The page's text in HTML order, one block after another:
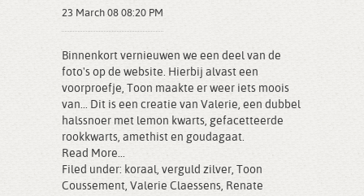
23 March 08 08:20 PM
Binnenkort vernieuwen we een deel van de
foto's op de website. Hierbij alvast een
voorproefje, Toon maakte er weer iets moois
van... Dit is een creatie van Valerie, een dubbel
halssnoer met lemon kwarts, gefacetteerde
rookkwarts, amethist en goudagaat.
Read More...
Filed under: koraal, verguld zilver,
Toon
Coussement, Valerie Claessens, Renate